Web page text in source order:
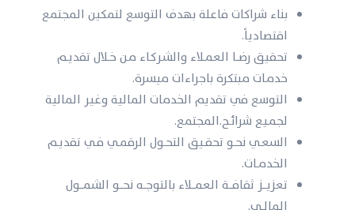
بناء شراكات فاعلة بهدف التوسع لتمكين المجتمع
اقتصادياً.
تحقيق رضـــا العمــلاء والشـركـاء مـن خــلال تقديــم
خدمـات مبتكرة باجراءات ميسرة.
التوسع في تقديم الخدمات المالية وغير المالية
لجمـيع شرائـح.المجتمع.
السعــي نحــو تحقــيق التحــول الرقمــي فــي تقديــم
الخدمــات.
تعزيــــز ثقافــــة العمــــلاء بالتوجـــه نحــــو الشمــــول